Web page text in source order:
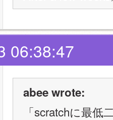
06:38:47
abee wrote:
「scratchに最